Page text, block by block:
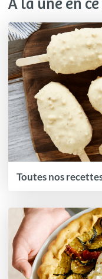
À la une en
Toutes nos